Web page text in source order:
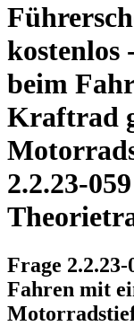
kostenlos
beim
Kraftrad
2.2.23-
Frage
Fahren mit